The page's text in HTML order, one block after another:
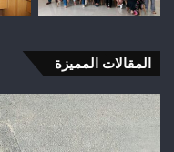
المقالات المميزة
شباب
رأس
أجيري